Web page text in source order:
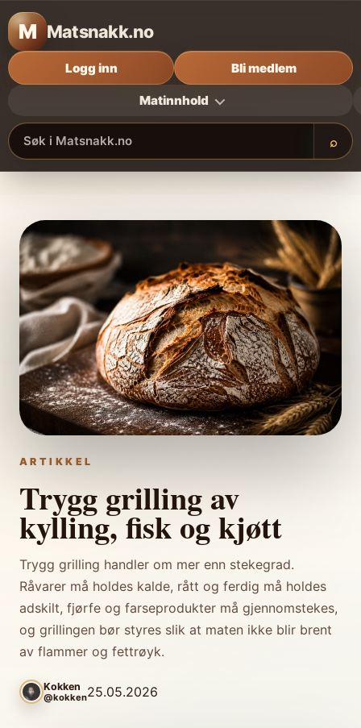
M Matsnakk.no
Matinnhold
Søk i Matsnakk.no ⌕
Logg inn Bli medlem
ARTIKKEL
Trygg grilling av
kylling, fisk og kjøtt
Trygg grilling handler om mer enn stekegrad.
Råvarer må holdes kalde, rått og ferdig må holdes
adskilt, fjørfe og farseprodukter må gjennomstekes,
og grillingen bør styres slik at maten ikke blir brent
av flammer og fettrøyk.
Kokken
@kokken25.05.2026